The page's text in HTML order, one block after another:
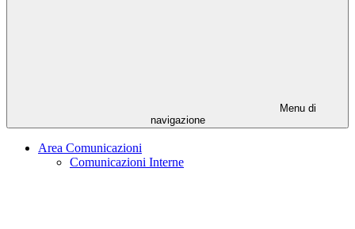
Menu di
navigazione
Area Comunicazioni
Comunicazioni Interne